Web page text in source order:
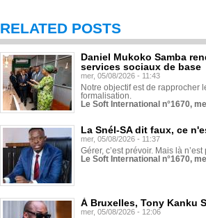
RELATED POSTS
Daniel Mukoko Samba
services sociaux de base
mer, 05/08/2026 - 11:43
Notre objectif est de rapprocher
formalisation.
Le Soft International n°1670,
La Snél-SA dit faux, ce
mer, 05/08/2026 - 11:37
Gérer, c’est prévoir. Mais là
Le Soft International n°1670,
À Bruxelles, Tony Kanku
mer, 05/08/2026 - 12:06